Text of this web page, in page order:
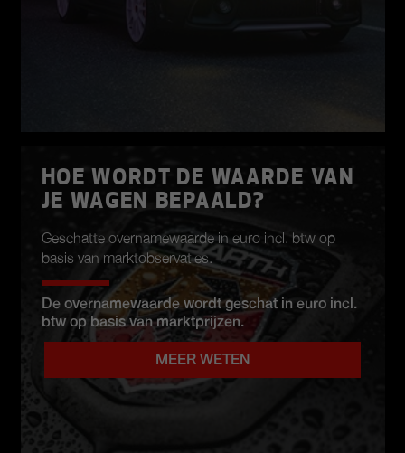
HOE WORDT DE WAARDE VAN
JE WAGEN BEPAALD?
Geschatte overnamewaarde in euro incl. btw op
basis van marktobservaties.
De overnamewaarde wordt geschat in euro incl.
btw op basis van marktprijzen.
MEER WETEN